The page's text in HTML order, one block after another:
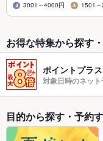
3001～4000円 1501
お得な特集から探す
ポイントプラ
対象日時のネッ
目的から探す・予約